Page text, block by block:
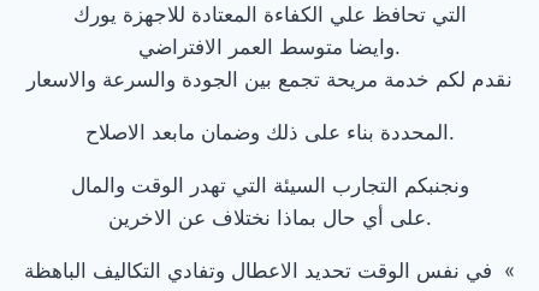
التي تحافظ علي الكفاءة المعتادة للاجهزة يورك
.وايضا متوسط العمر الافتراضي
نقدم لكم خدمة مريحة تجمع بين الجودة والسرعة والاسعار
.المحددة بناء على ذلك وضمان مابعد الاصلاح
ونجنبكم التجارب السيئة التي تهدر الوقت والمال
.على أي حال بماذا نختلاف عن الاخرين
» في نفس الوقت تحديد الاعطال وتفادي التكاليف الباهظة